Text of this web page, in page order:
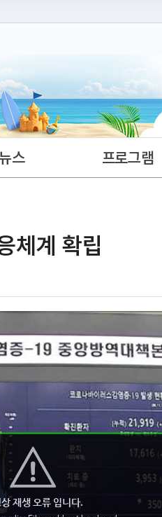
에서 도메인 주소를 확인해 보세요
스 프로그램
체계 확립